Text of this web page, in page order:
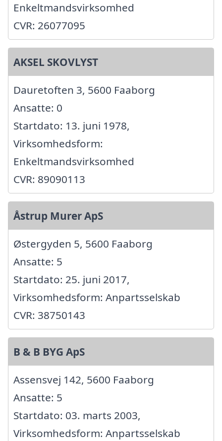
Enkeltmandsvirksomhed
CVR: 26077095
AKSEL SKOVLYST
Dauretoften 3, 5600 Faaborg
Ansatte: 0
Startdato: 13. juni 1978,
Virksomhedsform:
Enkeltmandsvirksomhed
CVR: 89090113
Åstrup Murer ApS
Østergyden 5, 5600 Faaborg
Ansatte: 5
Startdato: 25. juni 2017,
Virksomhedsform: Anpartsselskab
CVR: 38750143
B & B BYG ApS
Assensvej 142, 5600 Faaborg
Ansatte: 5
Startdato: 03. marts 2003,
Virksomhedsform: Anpartsselskab